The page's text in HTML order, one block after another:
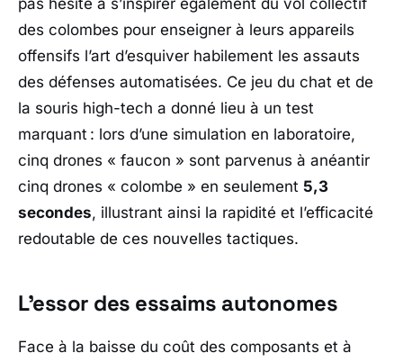
pas hésité à s’inspirer également du vol collectif
des colombes pour enseigner à leurs appareils
offensifs l’art d’esquiver habilement les assauts
des défenses automatisées. Ce jeu du chat et de
la souris high-tech a donné lieu à un test
marquant : lors d’une simulation en laboratoire,
cinq drones « faucon » sont parvenus à anéantir
cinq drones « colombe » en seulement 5,3
secondes, illustrant ainsi la rapidité et l’efficacité
redoutable de ces nouvelles tactiques.
L’essor des essaims autonomes
Face à la baisse du coût des composants et à